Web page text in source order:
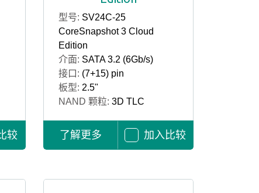
较
型号: SV24C-25
CoreSnapshot 3 Cloud
Edition
介面: SATA 3.2 (6Gb/s)
接口: (7+15) pin
板型: 2.5"
NAND 颗粒: 3D TLC
了解更多 加入比较